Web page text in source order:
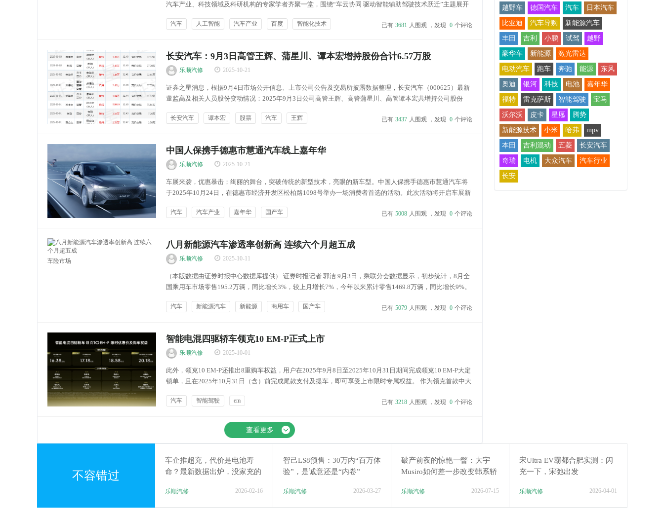
汽车产业、科技领域及科研机构的专家学者齐聚一堂，围绕“车云协同 驱动智能辅助驾驶技术跃迁”主题展开
研究院执行理事长张永伟在论坛开篇致辞中明确指出，人工智...
汽车 人工智能 汽车产业 百度 智能化技术 已有 3681 人围观 ，发现 0 个评论
长安汽车：9月3日高管王辉、蒲星川、谭本宏增持股份合计6.57万股
乐顺汽修 2025-10-21
证券之星消息，根据9月4日市场公开信息、上市公司公告及交易所披露数据整理，长安汽车（000625）最新
董监高及相关人员股份变动情况：2025年9月3日公司高管王辉、高管蒲星川、高管谭本宏共增持公司股份
近半年内的董监高及核心技术人员增减持详...
长安汽车 谭本宏 股票 汽车 王辉 已有 3437 人围观 ，发现 0 个评论
中国人保携手德惠市慧通汽车线上嘉年华
乐顺汽修 2025-10-21
车展来袭，优惠暴击；绚丽的舞台，突破传统的新型技术，亮眼的新车型。中国人保携手德惠市慧通汽车将
于2025年10月24日，在德惠市经济开发区松柏路1098号举办一场消费者首选的活动。此次活动将开启车展新
型，还是满足家庭和工作需要想购买一款适合平时出行的车子，或者出行商务...
汽车 汽车产业 嘉年华 国产车 已有 5008 人围观 ，发现 0 个评论
车险市场
八月新能源汽车渗透率创新高 连续六个月超五成
乐顺汽修 2025-10-11
（本版数据由证券时报中心数据库提供） 证券时报记者 郭洁 9月3日，乘联分会数据显示，初步统计，8月全
国乘用车市场零售195.2万辆，同比增长3%，较上月增长7%，今年以来累计零售1469.8万辆，同比增长9%。
55.3%，今年以来累计零售753.5万辆，同比...
汽车 新能源汽车 新能源 商用车 国产车 已有 5079 人围观 ，发现 0 个评论
智能电混四驱轿车领克10 EM-P正式上市
乐顺汽修 2025-10-01
此外，领克10 EM-P还推出8重购车权益，用户在2025年9月8日至2025年10月31日期间完成领克10 EM-P大定
锁单，且在2025年10月31日（含）前完成尾款支付及提车，即可享受上市限时专属权益。 作为领克首款中大
电四驱系统和激光雷达，在轿...
汽车 智能驾驶 em 已有 3218 人围观 ，发现 0 个评论
查看更多
越野车 德国汽车 汽车 日本汽车
比亚迪 汽车导购 新能源汽车
丰田 吉利 小鹏 试驾 越野
豪华车 新能源 激光雷达
电动汽车 跑车 奔驰 能源 东风
奥迪 银河 科技 电池 嘉年华
福特 雷克萨斯 智能驾驶 宝马
沃尔沃 皮卡 星愿 腾势
新能源技术 小米 哈弗 mpv
本田 吉利混动 五菱 长安汽车
奇瑞 电机 大众汽车 汽车行业
长安
不容错过
车企推超充，代价是电池寿
命？最新数据出炉，没家充的
乐顺汽修 2026-02-16
智己LS8预售：30万内“百万体
验”，是诚意还是“内卷”
乐顺汽修 2026-03-27
破产前夜的惊艳一瞥：大宇
Musiro如何差一步改变韩系轿
乐顺汽修 2026-07-15
宋Ultra EV霸都合肥实测：闪
充一下，宋弛出发
乐顺汽修 2026-04-01